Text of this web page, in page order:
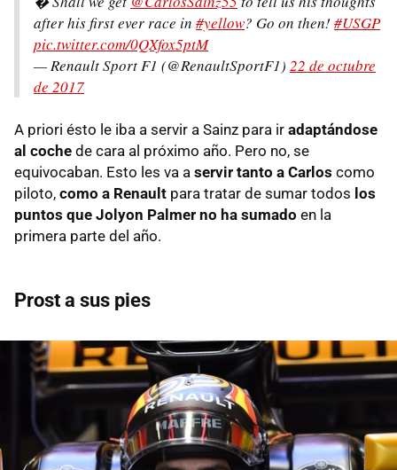
after his first ever race in #yellow? Go on then! #USGP
pic.twitter.com/0QXfox5ptM
— Renault Sport F1 (@RenaultSportF1) 22 de octubre
de 2017
A priori ésto le iba a servir a Sainz para ir adaptándose
al coche de cara al próximo año. Pero no, se
equivocaban. Esto les va a servir tanto a Carlos como
piloto, como a Renault para tratar de sumar todos los
puntos que Jolyon Palmer no ha sumado en la
primera parte del año.
Prost a sus pies